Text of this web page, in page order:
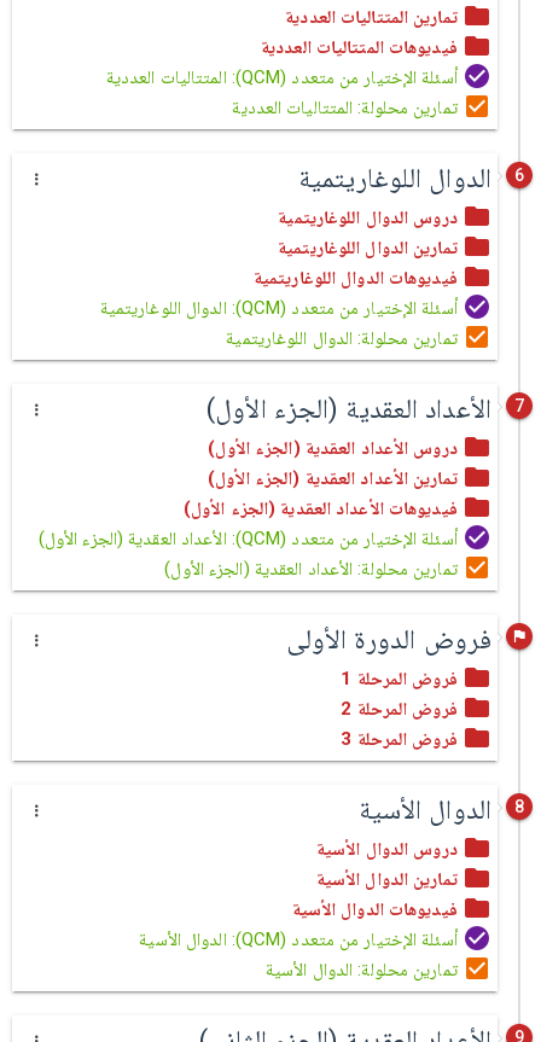
تمارين المتتاليات العددية
فيديوهات المتتاليات العددية
أسئلة الإختيار من متعدد (QCM): المتتاليات العددية
تمارين محلولة: المتتاليات العددية
6 الدوال اللوغاريتمية
دروس الدوال اللوغاريتمية
تمارين الدوال اللوغاريتمية
فيديوهات الدوال اللوغاريتمية
أسئلة الإختيار من متعدد (QCM): الدوال اللوغاريتمية
تمارين محلولة: الدوال اللوغاريتمية
7 الأعداد العقدية (الجزء الأول)
دروس الأعداد العقدية (الجزء الأول)
تمارين الأعداد العقدية (الجزء الأول)
فيديوهات الأعداد العقدية (الجزء الأول)
أسئلة الإختيار من متعدد (QCM): الأعداد العقدية (الجزء الأول)
تمارين محلولة: الأعداد العقدية (الجزء الأول)
فروض الدورة الأولى
فروض المرحلة 1
فروض المرحلة 2
فروض المرحلة 3
8 الدوال الأسية
دروس الدوال الأسية
تمارين الدوال الأسية
فيديوهات الدوال الأسية
أسئلة الإختيار من متعدد (QCM): الدوال الأسية
تمارين محلولة: الدوال الأسية
9